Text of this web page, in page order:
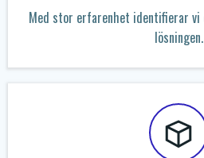
Med stor erfarenhet identifierar vi
lösningen.